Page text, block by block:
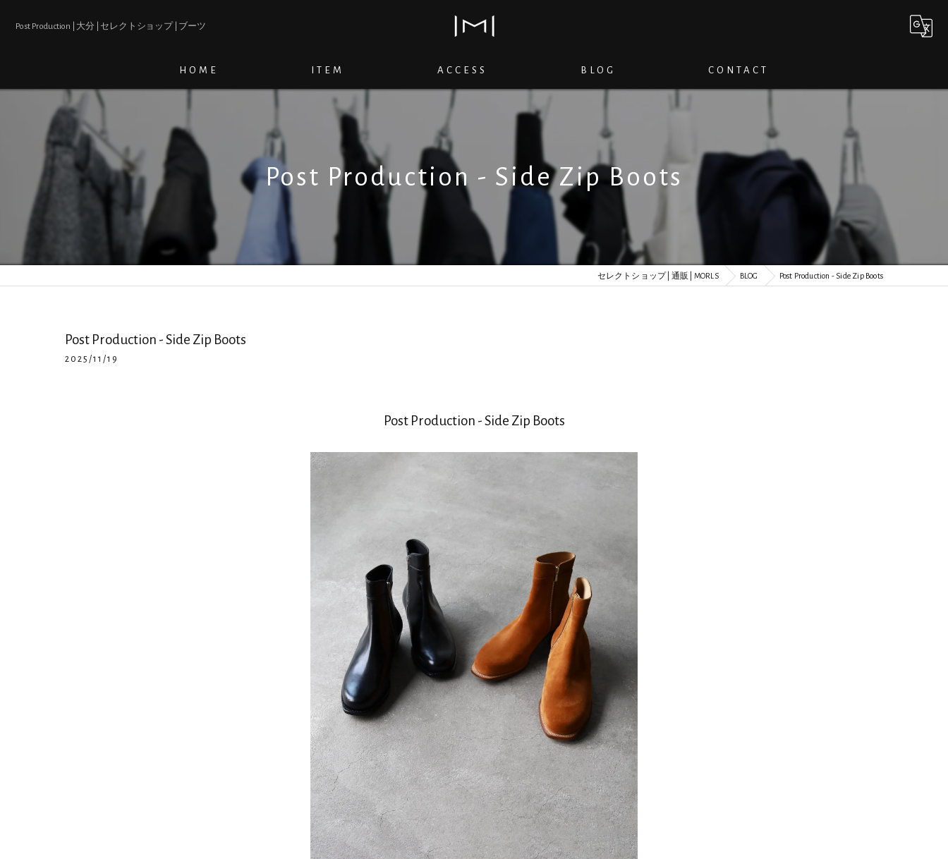
Post Production | 大分 | セレクトショップ | ブーツ
HOME ITEM ACCESS BLOG CONTACT
Post Production - Side Zip Boots
セレクトショップ | 通販 | MORLS BLOG Post Production - Side Zip Boots
Post Production - Side Zip Boots
2025/11/19
Post Production - Side Zip Boots